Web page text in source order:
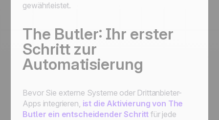
gewährleistet.
The Butler: Ihr erster
Schritt zur
Automatisierung
Bevor Sie externe Systeme oder Drittanbieter-
Apps integrieren, ist die Aktivierung von The
Butler ein entscheidender Schritt für jede